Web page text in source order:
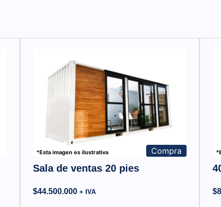
*Esta imagen es ilustrativa Compra
Sala de ventas 20 pies
$44.500.000 + IVA $